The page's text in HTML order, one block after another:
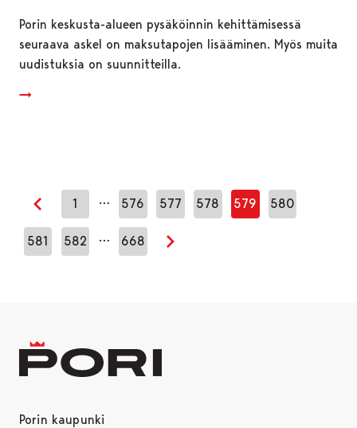
Porin keskusta-alueen pysäköinnin kehittämisessä
seuraava askel on maksutapojen lisääminen. Myös muita
uudistuksia on suunnitteilla.
Edellinen sivu
1 … 576 577 578 579 580
581 582 … 668
Seuraava sivu
Porin kaupunki